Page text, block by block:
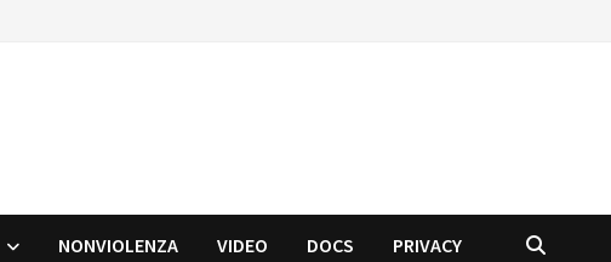
NONVIOLENZA VIDEO DOCS PRIVACY